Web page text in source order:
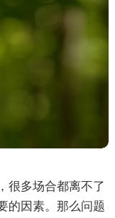
很多场合都离不了
的因素。那么问题